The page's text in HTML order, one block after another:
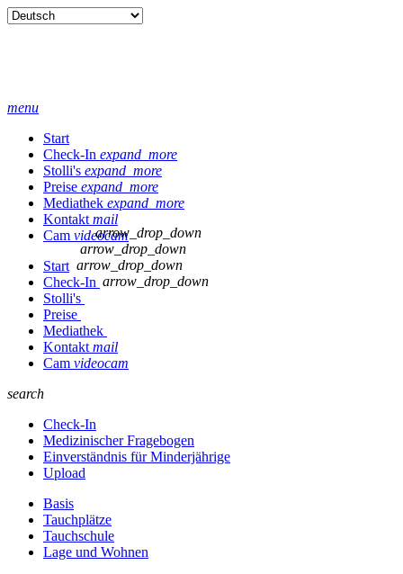
menu
Start
Check-In expand_more
Stolli's expand_more
Preise expand_more
Mediathek expand_more
Kontakt mail
Cam videocam
Start
Check-In
arrow_drop_down
Stolli's
arrow_drop_down
Preise
arrow_drop_down
Mediathek
arrow_drop_down
Kontakt mail
Cam videocam
search
Check-In
Medizinischer Fragebogen
Einverständnis für Minderjährige
Upload
Basis
Tauchplätze
Tauchschule
Lage und Wohnen